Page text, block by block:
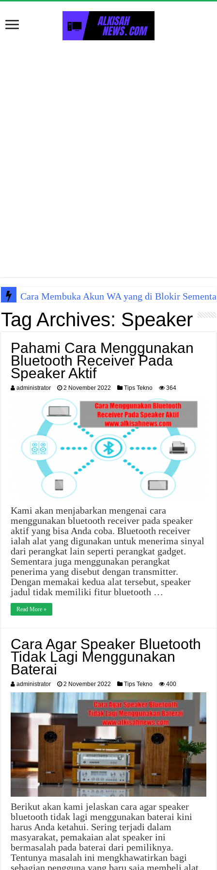
Cara Membuka Akun WA yang di Blokir
Tag Archives: Speaker
Pahami Cara Menggunakan
Bluetooth Receiver Pada
Speaker Aktif
administrator 2 November 2022 Tips Tekno 364
Kami akan menjabarkan mengenai cara
menggunakan bluetooth receiver pada speaker
aktif yang bisa Anda coba. Bluetooth receiver
ialah alat yang digunakan untuk menerima sinyal
dari perangkat lain seperti perangkat gadget.
Sementara juga menggunakan perangkat
penerima yang disebut dengan transmitter.
Dengan memakai kedua alat tersebut, speaker
jadul tidak memiliki fitur bluetooth …
Read More »
Cara Agar Speaker Bluetooth
Tidak Lagi Menggunakan
Baterai
administrator 2 November 2022 Tips Tekno 400
Berikut akan kami jelaskan cara agar speaker
bluetooth tidak lagi menggunakan baterai kini
harus Anda ketahui. Sering terjadi dalam
masyarakat, pemakaian alat speaker ini
bermasalah pada baterai dari pemiliknya.
Tentunya masalah ini mengkhawatirkan bagi
sebagian pengguna yang baru saja membeli alat